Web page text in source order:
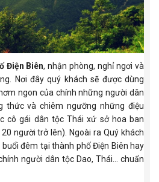
Điện Biên, nhận phòng, nghỉ ngơi và
Nơi đây quý khách sẽ được dùng
ngon của chính những người dân
thức và chiêm ngưỡng những điệu
cô gái dân tộc Thái xứ sở hoa ban
người trở lên). Ngoài ra Quý khách
đêm tại thành phố Điện Biên hay
người dân tộc Dao, Thái... chuẩn